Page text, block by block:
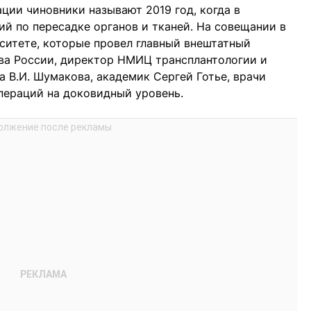
чиновники называют 2019 год, когда в
по пересадке органов и тканей. На совещании в
которые провел главный внештатный
России, директор НМИЦ трансплантологии и
В.И. Шумакова, академик Сергей Готье, врачи
на доковидный уровень.